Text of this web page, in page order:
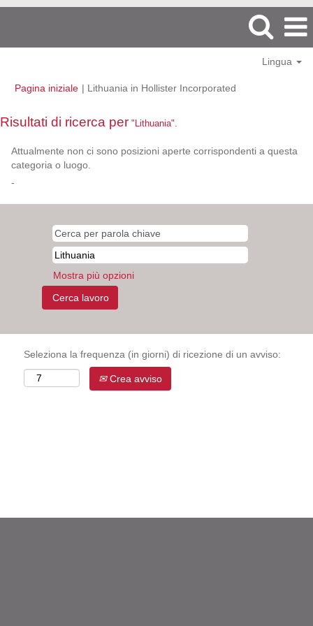
Lingua
Pagina iniziale | Lithuania in Hollister Incorporated
Risultati di ricerca per "Lithuania".
Attualmente non ci sono posizioni aperte corrispondenti a questa
categoria o luogo.
-
Mostra più opzioni
Seleziona la frequenza (in giorni) di ricezione di un avviso:
Crea avviso